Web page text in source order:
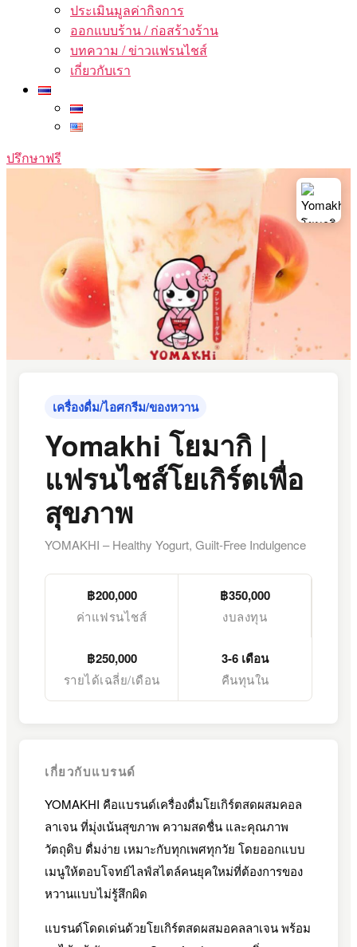
ประเมินมูลค่ากิจการ
ออกแบบร้าน / ก่อสร้างร้าน
บทความ / ข่าวแฟรนไชส์
เกี่ยวกับเรา
ปรึกษาฟรี
เครื่องดื่ม/ไอศกรีม/ของหวาน
Yomakhi โยมากิ |
แฟรนไชส์โยเกิร์ตเพื่อ
สุขภาพ
YOMAKHI – Healthy Yogurt, Guilt-Free Indulgence
฿200,000
ค่าแฟรนไชส์
฿350,000
งบลงทุน
฿250,000
รายได้เฉลี่ย/เดือน
3-6 เดือน
คืนทุนใน
เกี่ยวกับแบรนด์
YOMAKHI คือแบรนด์เครื่องดื่มโยเกิร์ตสดผสมคอล
ลาเจน ที่มุ่งเน้นสุขภาพ ความสดชื่น และคุณภาพ
วัตถุดิบ ดื่มง่าย เหมาะกับทุกเพศทุกวัย โดยออกแบบ
เมนูให้ตอบโจทย์ไลฟ์สไตล์คนยุคใหม่ที่ต้องการของ
หวานแบบไม่รู้สึกผิด
แบรนด์โดดเด่นด้วยโยเกิร์ตสดผสมอคลลาเจน พร้อม